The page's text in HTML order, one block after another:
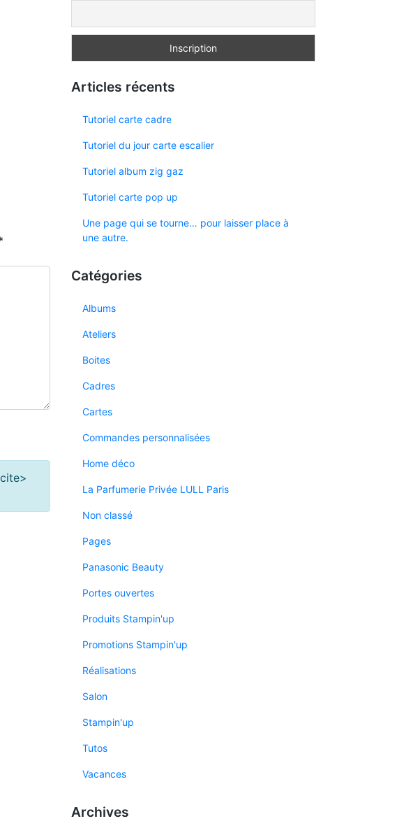
Articles récents
Tutoriel carte cadre
Tutoriel du jour carte escalier
Tutoriel album zig gaz
Tutoriel carte pop up
Une page qui se tourne… pour laisser place à
une autre.
Catégories
Albums
Ateliers
Boites
Cadres
Cartes
Commandes personnalisées
Home déco
La Parfumerie Privée LULL Paris
Non classé
Pages
Panasonic Beauty
Portes ouvertes
Produits Stampin'up
Promotions Stampin'up
Réalisations
Salon
Stampin'up
Tutos
Vacances
Archives